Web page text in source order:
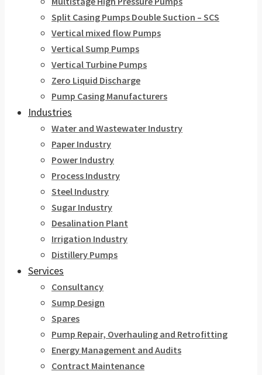
Split Casing Pumps Double Suction – SCS
Vertical mixed flow Pumps
Vertical Sump Pumps
Vertical Turbine Pumps
Zero Liquid Discharge
Pump Casing Manufacturers
Industries
Water and Wastewater Industry
Paper Industry
Power Industry
Process Industry
Steel Industry
Sugar Industry
Desalination Plant
Irrigation Industry
Distillery Pumps
Services
Consultancy
Sump Design
Spares
Pump Repair, Overhauling and Retrofitting
Energy Management and Audits
Contract Maintenance